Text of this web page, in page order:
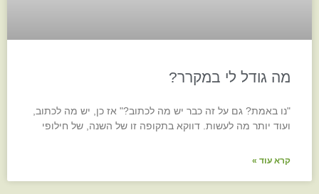
מה גודל לי במקרר?
"נו באמת? גם על זה כבר יש מה לכתוב?" אז כן, יש מה לכתוב,
ועוד יותר מה לעשות. דווקא בתקופה זו של השנה, של חילופי
קרא עוד »